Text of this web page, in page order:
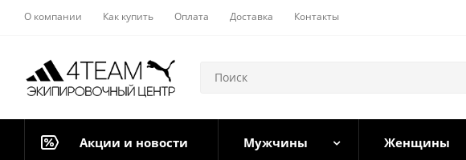
О компании Как купить Оплата Доставка Контакты
Акции и новости Мужчины Женщины